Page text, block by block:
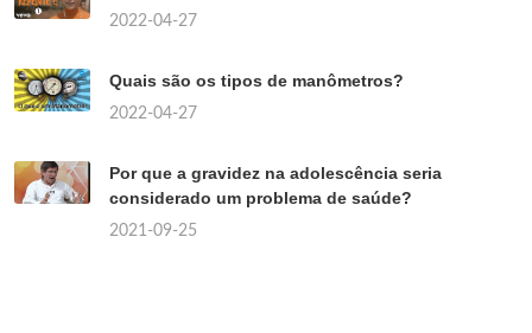
2022-04-27
Quais são os tipos de manômetros?
2022-04-27
Por que a gravidez na adolescência seria
considerado um problema de saúde?
2021-09-25